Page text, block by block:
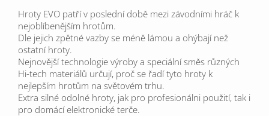
Hroty EVO patří v poslední době mezi závodními hráč k
nejoblíbenějším hrotům.
Dle jejich zpětné vazby se méně lámou a ohýbají než
ostatní hroty.
Nejnovější technologie výroby a speciální směs různých
Hi-tech materiálů určují, proč se řadí tyto hroty k
nejlepším hrotům na světovém trhu.
Extra silné odolné hroty, jak pro profesionálni použití, tak i
pro domácí elektronické terče.